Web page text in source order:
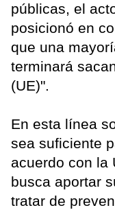
públicas, el
posicionó en
que una
terminará
(UE)".
En esta línea
sea suficiente
acuerdo con la
busca aportar
tratar de